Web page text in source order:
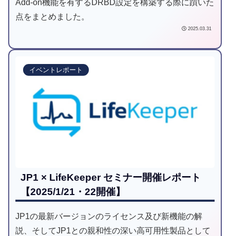
Add-on機能を有するDRBD設定を構築する際に躓いた
点をまとめました。
2025.03.31
イベントレポート
JP1 × LifeKeeper セミナー開催レポート
【2025/1/21・22開催】
JP1の最新バージョンのライセンス及び新機能の解
説、そしてJP1との親和性の深い高可用性製品として